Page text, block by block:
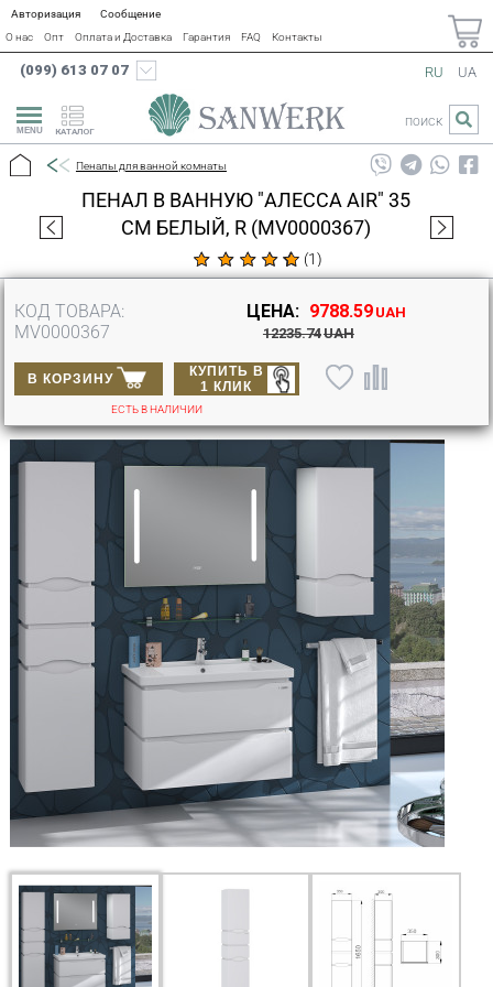
Авторизация
Сообщение
О нас
Опт Оплата и Доставка Гарантия FAQ Контакты
(099) 613 07 07
КАТАЛОГ
RU UA
ПОИСК
Пеналы для ванной комнаты
ПЕНАЛ В ВАННУЮ "АЛЕССА AIR" 35
СМ БЕЛЫЙ, R (MV0000367)
(1)
КОД ТОВАРА:
MV0000367
ЦЕНА: 9788.59 UAH
12235.74UAH
В КОРЗИНУ
КУПИТЬ В
1 КЛИК
ЕСТЬ В НАЛИЧИИ